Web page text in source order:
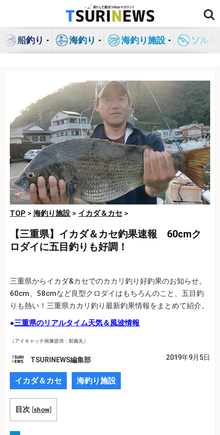
ン
船釣り 海釣り 海釣り施設 ソル
TOP > 海釣り施設 > イカダ＆カセ >
【三重県】イカダ＆カセ釣果速報 60cmク
ロダイに五目釣りも好調！
三重県からイカダ&カセでのカカリ釣り好釣果のお知らせ。
60cm、58cmなど良型クロダイはもちろんのこと、五目釣
りも熱い！三重県カカリ釣り最新釣果情報をまとめて紹介。
●三重県のリアルタイム天気＆風波情報
（アイキャッチ画像提供：郁義丸）
TSURINEWS編集部 2019年9月5日
イカダ＆カセ 海釣り施設
目次 [show]